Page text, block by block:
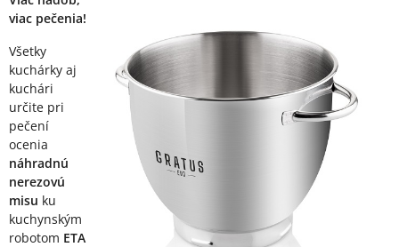
viac pečenia!
Všetky
kuchárky aj
kuchári
určite pri
pečení
ocenia
náhradnú
nerezovú
misu ku
kuchynským
robotom ETA